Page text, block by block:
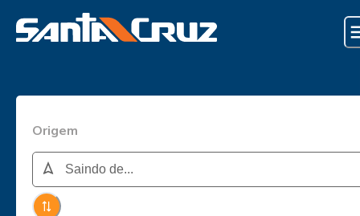
Origem